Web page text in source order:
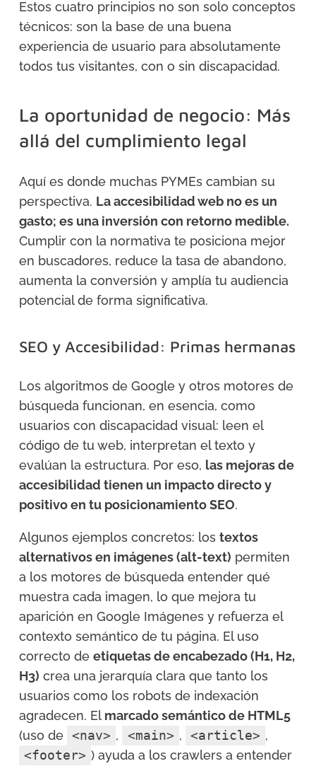
Estos cuatro principios no son solo conceptos
técnicos: son la base de una buena
experiencia de usuario para absolutamente
todos tus visitantes, con o sin discapacidad.
La oportunidad de negocio: Más
allá del cumplimiento legal
Aquí es donde muchas PYMEs cambian su
perspectiva. La accesibilidad web no es un
gasto; es una inversión con retorno medible.
Cumplir con la normativa te posiciona mejor
en buscadores, reduce la tasa de abandono,
aumenta la conversión y amplía tu audiencia
potencial de forma significativa.
SEO y Accesibilidad: Primas hermanas
Los algoritmos de Google y otros motores de
búsqueda funcionan, en esencia, como
usuarios con discapacidad visual: leen el
código de tu web, interpretan el texto y
evalúan la estructura. Por eso, las mejoras de
accesibilidad tienen un impacto directo y
positivo en tu posicionamiento SEO.
Algunos ejemplos concretos: los textos
alternativos en imágenes (alt-text) permiten
a los motores de búsqueda entender qué
muestra cada imagen, lo que mejora tu
aparición en Google Imágenes y refuerza el
contexto semántico de tu página. El uso
correcto de etiquetas de encabezado (H1, H2,
H3) crea una jerarquía clara que tanto los
usuarios como los robots de indexación
agradecen. El marcado semántico de HTML5
(uso de <nav> , <main> , <article> ,
<footer> ) ayuda a los crawlers a entender